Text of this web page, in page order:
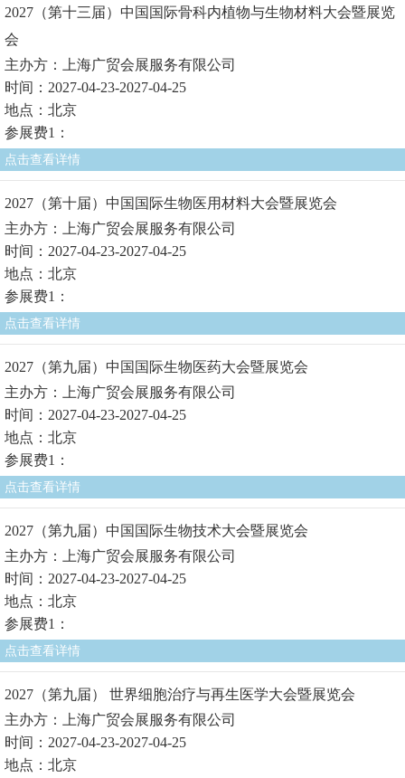
2027（第十三届）中国国际骨科内植物与生物材料大会暨展览
会
主办方：上海广贸会展服务有限公司
时间：2027-04-23-2027-04-25
地点：北京
参展费1：
点击查看详情
2027（第十届）中国国际生物医用材料大会暨展览会
主办方：上海广贸会展服务有限公司
时间：2027-04-23-2027-04-25
地点：北京
参展费1：
点击查看详情
2027（第九届）中国国际生物医药大会暨展览会
主办方：上海广贸会展服务有限公司
时间：2027-04-23-2027-04-25
地点：北京
参展费1：
点击查看详情
2027（第九届）中国国际生物技术大会暨展览会
主办方：上海广贸会展服务有限公司
时间：2027-04-23-2027-04-25
地点：北京
参展费1：
点击查看详情
2027（第九届） 世界细胞治疗与再生医学大会暨展览会
主办方：上海广贸会展服务有限公司
时间：2027-04-23-2027-04-25
地点：北京